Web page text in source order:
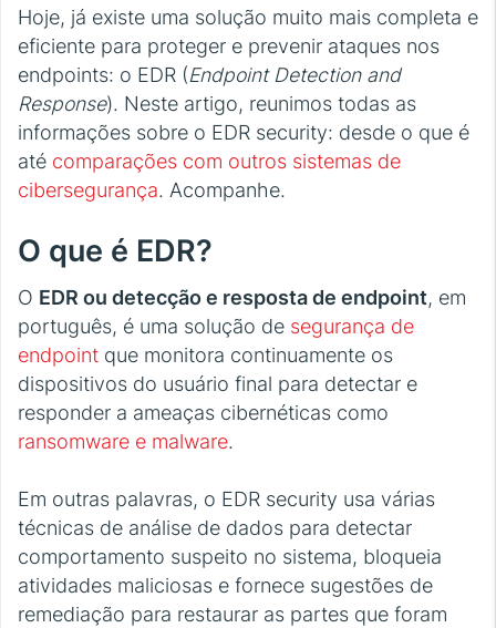
Hoje, já existe uma solução muito mais completa e
eficiente para proteger e prevenir ataques nos
endpoints: o EDR (Endpoint Detection and
Response). Neste artigo, reunimos todas as
informações sobre o EDR security: desde o que é
até comparações com outros sistemas de
cibersegurança. Acompanhe.
O que é EDR?
O EDR ou detecção e resposta de endpoint, em
português, é uma solução de segurança de
endpoint que monitora continuamente os
dispositivos do usuário final para detectar e
responder a ameaças cibernéticas como
ransomware e malware.
Em outras palavras, o EDR security usa várias
técnicas de análise de dados para detectar
comportamento suspeito no sistema, bloqueia
atividades maliciosas e fornece sugestões de
remediação para restaurar as partes que foram